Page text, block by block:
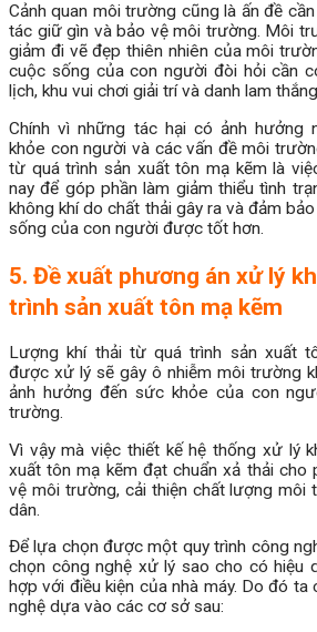
Cảnh quan môi trường cũng là ấn đề
tác giữ gìn và bảo vệ môi trường. Môi
giảm đi vẽ đẹp thiên nhiên của môi
cuộc sống của con người đòi hỏi cần
lịch, khu vui chơi giải trí và danh lam
Chính vì những tác hại có ảnh hưởng
khỏe con người và các vấn đề môi
từ quá trình sản xuất tôn mạ kẽm là
nay để góp phần làm giảm thiểu tình
không khí do chất thải gây ra và đảm
sống của con người được tốt hơn.
5. Đề xuất phương án xử lý
trình sản xuất tôn mạ kẽm
Lượng khí thải từ quá trình sản xuất
được xử lý sẽ gây ô nhiễm môi trường
ảnh hưởng đến sức khỏe của con
trường.
Vì vậy mà việc thiết kế hệ thống xử lý
xuất tôn mạ kẽm đạt chuẩn xả thải cho
vệ môi trường, cải thiện chất lượng môi
dân.
Để lựa chọn được một quy trình công
chọn công nghệ xử lý sao cho có hiệu
hợp với điều kiện của nhà máy. Do đó ta
nghệ dựa vào các cơ sở sau: